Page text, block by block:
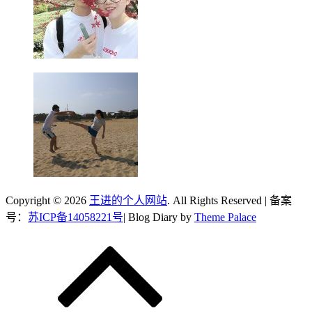
Copyright © 2026 王进的个人网站. All Rights Reserved | 备案
号： 苏ICP备14058221号| Blog Diary by Theme Palace